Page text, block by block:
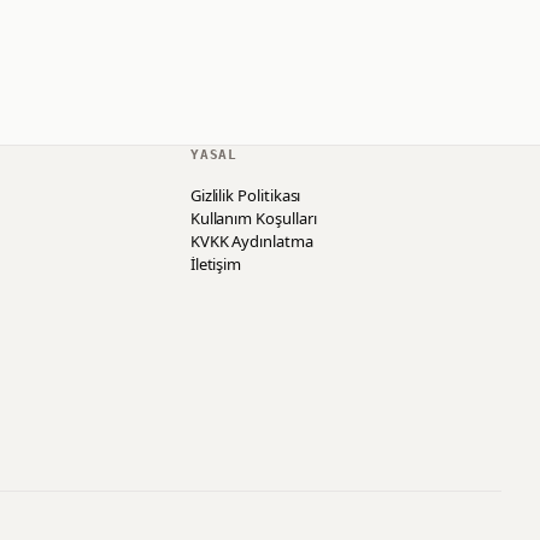
YASAL
Gizlilik Politikası
Kullanım Koşulları
KVKK Aydınlatma
İletişim